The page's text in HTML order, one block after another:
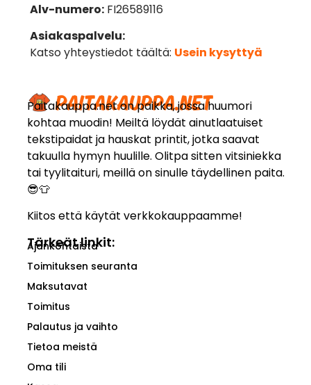
Paitakauppa.net on paikka, jossa huumori
kohtaa muodin! Meiltä löydät ainutlaatuiset
tekstipaidat ja hauskat printit, jotka saavat
takuulla hymyn huulille. Olitpa sitten vitsiniekka
tai tyylitaituri, meillä on sinulle täydellinen paita.
😎👕
Kiitos että käytät verkkokauppaamme!
Tärkeät linkit:
Ajankohtaista
Toimituksen seuranta
Maksutavat
Toimitus
Palautus ja vaihto
Tietoa meistä
Oma tili
Alv-numero:FI26589116
Asiakaspalvelu:
Katso yhteystiedot täältä: Usein kysyttyä